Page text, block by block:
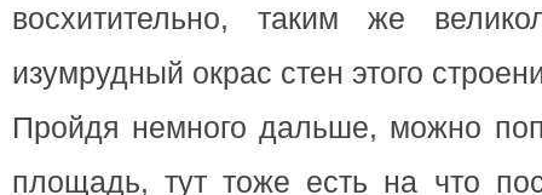
восхитительно, таким же
изумрудный окрас стен этого
Пройдя немного дальше, можно
площадь, тут тоже есть на что